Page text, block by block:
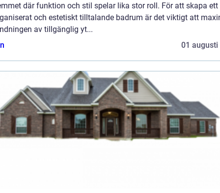
där funktion och stil spelar lika stor roll. För att skapa ett
och estetiskt tilltalande badrum är det viktigt att
av tillgänglig yt...
01 augusti